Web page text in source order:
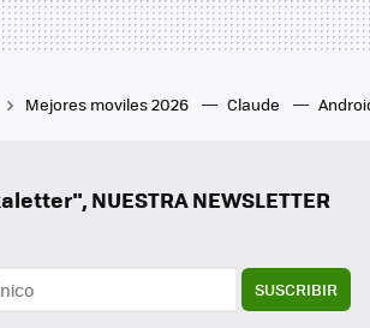
Mejores moviles 2026 Claude
NUESTRA NEWSLETTER
SUSCRIBIR